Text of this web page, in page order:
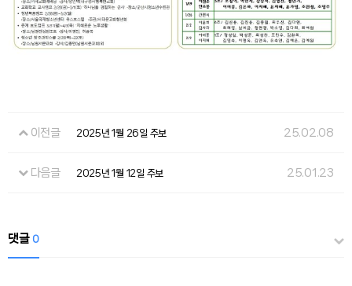
이전글 2025년 1월 26일 주보 25.02.08
다음글 2025년 1월 12일 주보 25.01.23
댓글 0